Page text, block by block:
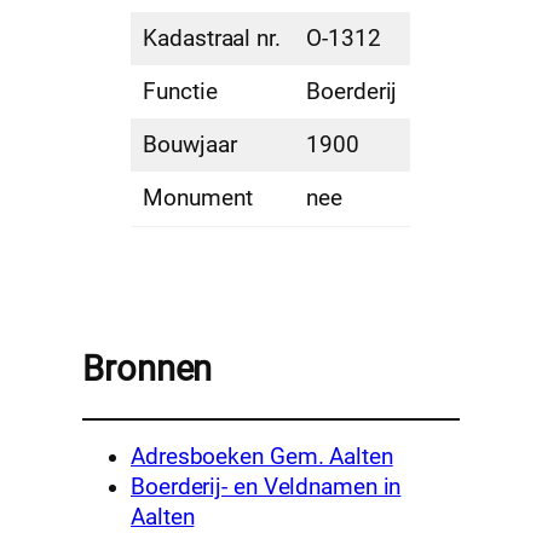
Kadastraal nr.
O-1312
Functie
Boerderij
Bouwjaar
1900
Monument
nee
Bronnen
Adresboeken Gem. Aalten
Boerderij- en Veldnamen in
Aalten